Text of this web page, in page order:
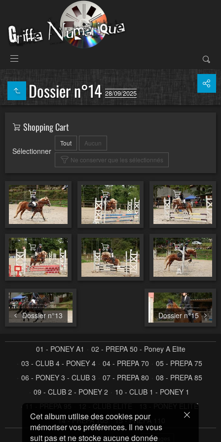
Dossier n°14 28/09/2025
Shopping Cart
Sélectionner
Tout
Aucun
Ne conserver que les sélectionnés
Ajouter au panier Ajouter au panier Ajouter au
Ajouter au panier Ajouter au panier Ajouter au
Dossier n°13 Dossier n°15
01 - PONEY A1
02 - PREPA 50 - Poney A Elite
03 - CLUB 4 - PONEY 4
04 - PREPA 70
05 - PREPA 75
06 - PONEY 3 - CLUB 3
07 - PREPA 80
08 - PREPA 85
09 - CLUB 2 - PONEY 2
10 - CLUB 1 - PONEY 1
13 - PONEY ELITE
14 - PREPA 105
15 - PREPA 110
Modifié le 29/09/2025 08:56 6 images
Cet album utilise des cookies pour
mémoriser vos préférences. Il ne vous
suit pas et ne stocke aucune donnée